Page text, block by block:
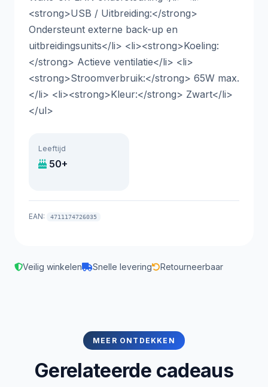
<strong>USB / Uitbreiding:</strong>
Ondersteunt externe back-up en
uitbreidingsunits</li> <li><strong>Koeling:
</strong> Actieve ventilatie</li> <li>
<strong>Stroomverbruik:</strong> 65W max.
</li> <li><strong>Kleur:</strong> Zwart</li>
</ul>
Leeftijd
50+
EAN: 4711174726035
Veilig winkelen Snelle levering Retourneerbaar
MEER ONTDEKKEN
Gerelateerde cadeaus